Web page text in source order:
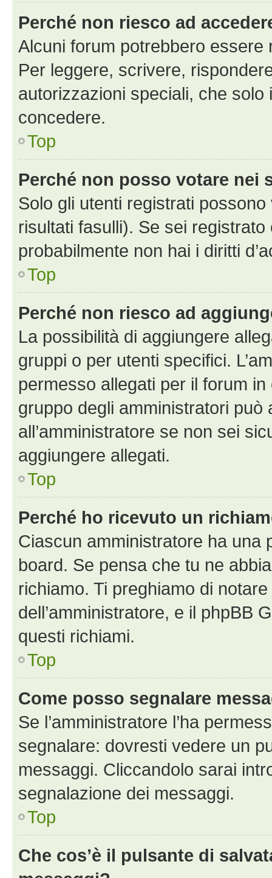
Perché non riesco ad
Alcuni forum potrebbero
Per leggere, scrivere,
autorizzazioni speciali, che solo
concedere.
Top
Perché non posso votare nei
Solo gli utenti registrati
risultati fasulli). Se sei
probabilmente non hai i diritti
Top
Perché non riesco ad
La possibilità di aggiungere
gruppi o per utenti specifici.
permesso allegati per il forum
gruppo degli amministratori può
all’amministratore se non sei
aggiungere allegati.
Top
Perché ho ricevuto un
Ciascun amministratore ha una
board. Se pensa che tu ne
richiamo. Ti preghiamo di
dell’amministratore, e il phpBB
questi richiami.
Top
Come posso segnalare
Se l’amministratore l’ha
segnalare: dovresti vedere un
messaggi. Cliccandolo sarai
segnalazione dei messaggi.
Top
Che cos’è il pulsante di